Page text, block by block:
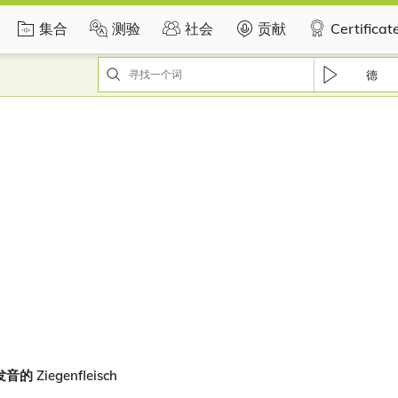
集合 测验 社会 贡献
德
音的 Ziegenfleisch